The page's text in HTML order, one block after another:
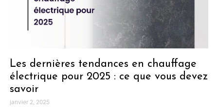
Les dernières tendances en chauffage
électrique pour 2025 : ce que vous devez
savoir
janvier 2, 2025